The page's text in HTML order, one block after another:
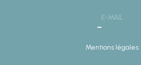
E-MAIL
Mentions légales